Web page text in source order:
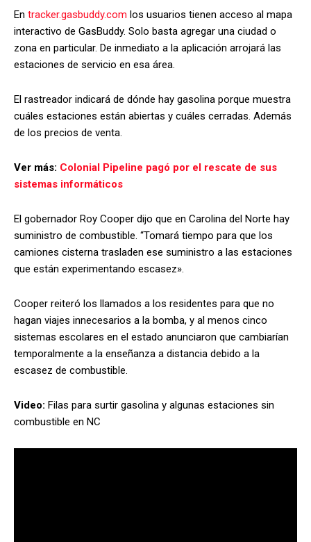
En tracker.gasbuddy.com los usuarios tienen acceso al mapa
interactivo de GasBuddy. Solo basta agregar una ciudad o
zona en particular. De inmediato a la aplicación arrojará las
estaciones de servicio en esa área.
El rastreador indicará de dónde hay gasolina porque muestra
cuáles estaciones están abiertas y cuáles cerradas. Además
de los precios de venta.
Ver más: Colonial Pipeline pagó por el rescate de sus
sistemas informáticos
El gobernador Roy Cooper dijo que en Carolina del Norte hay
suministro de combustible. “Tomará tiempo para que los
camiones cisterna trasladen ese suministro a las estaciones
que están experimentando escasez».
Cooper reiteró los llamados a los residentes para que no
hagan viajes innecesarios a la bomba, y al menos cinco
sistemas escolares en el estado anunciaron que cambiarían
temporalmente a la enseñanza a distancia debido a la
escasez de combustible.
Video: Filas para surtir gasolina y algunas estaciones sin
combustible en NC